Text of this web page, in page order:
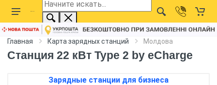
Главная Карта зарядных станций Молдова
Станция 22 кВт Type 2 by eCharge
Зарядные станции для бизнеса